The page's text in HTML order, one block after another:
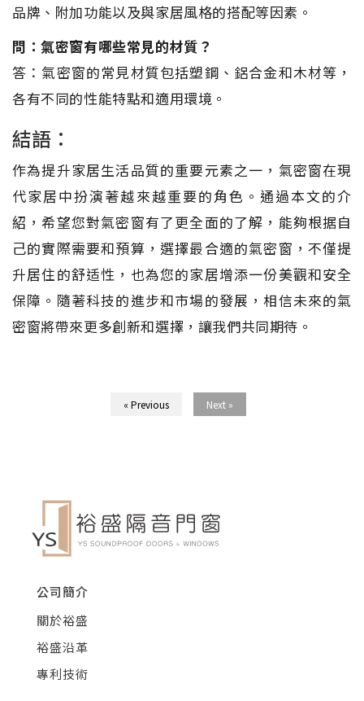
品牌、附加功能以及與家居風格的搭配等因素。
問：氣密窗有哪些常見的材質？
答：氣密窗的常見材質包括塑鋼、鋁合金和木材等，
各有不同的性能特點和適用環境。
結語：
作為提升家居生活品質的重要元素之一，氣密窗在現
代家居中扮演著越來越重要的角色。通過本文的介
紹，希望您對氣密窗有了更全面的了解，能夠根据自
己的實際需要和預算，選擇最合適的氣密窗，不僅提
升居住的舒适性，也為您的家居增添一份美觀和安全
保障。隨著科技的進步和市場的發展，相信未來的氣
密窗將帶來更多創新和選擇，讓我們共同期待。
« Previous Next »
公司簡介
關於裕盛
裕盛沿革
專利技術